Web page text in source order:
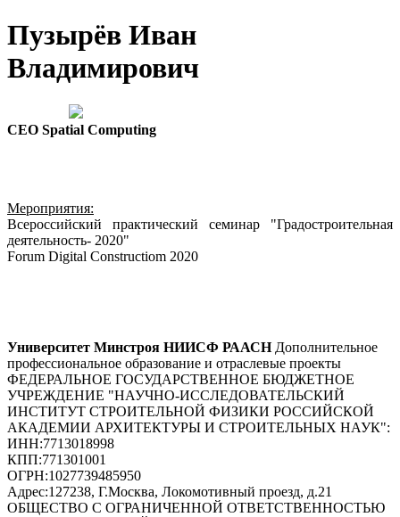
Пузырёв Иван
Владимирович
CEO Spatial Computing
Мероприятия:
Всероссийский практический семинар "Градостроительная
деятельность- 2020"
Forum Digital Constructiom 2020
Университет Минстроя НИИСФ РААСН Дополнительное
профессиональное образование и отраслевые проекты
ФЕДЕРАЛЬНОЕ ГОСУДАРСТВЕННОЕ БЮДЖЕТНОЕ
УЧРЕЖДЕНИЕ "НАУЧНО-ИССЛЕДОВАТЕЛЬСКИЙ
ИНСТИТУТ СТРОИТЕЛЬНОЙ ФИЗИКИ РОССИЙСКОЙ
АКАДЕМИИ АРХИТЕКТУРЫ И СТРОИТЕЛЬНЫХ НАУК":
ИНН:7713018998
КПП:771301001
ОГРН:1027739485950
Адрес:127238, Г.Москва, Локомотивный проезд, д.21
ОБЩЕСТВО С ОГРАНИЧЕННОЙ ОТВЕТСТВЕННОСТЬЮ